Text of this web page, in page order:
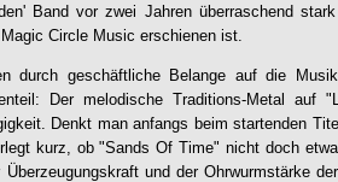
Band vor zwei Jahren überraschend
Circle Music erschienen ist.
durch geschäftliche Belange auf die
Der melodische Traditions-Metal auf "
Denkt man anfangs beim startenden
kurz, ob "Sands Of Time" nicht doch
und der Ohrwurmstärke